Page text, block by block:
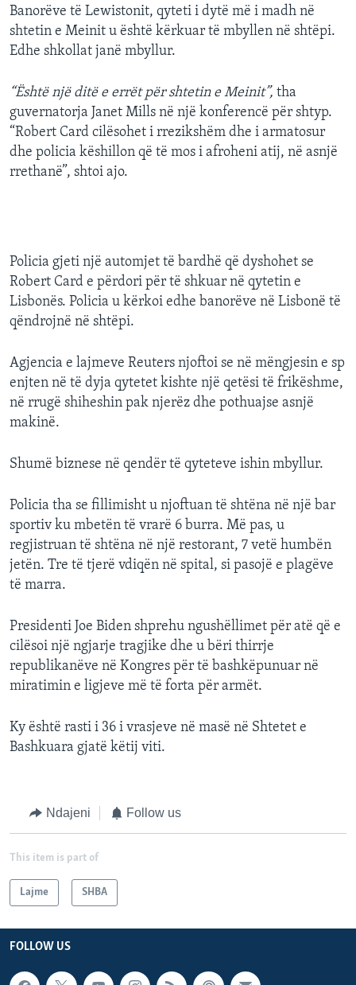
Banorëve të Lewistonit, qyteti i dytë më i madh në
shtetin e Meinit u është kërkuar të mbyllen në shtëpi.
Edhe shkollat janë mbyllur.
“Është një ditë e errët për shtetin e Meinit”, tha
guvernatorja Janet Mills në një konferencë për shtyp.
“Robert Card cilësohet i rrezikshëm dhe i armatosur
dhe policia këshillon që të mos i afroheni atij, në asnjë
rrethanë”, shtoi ajo.
Policia gjeti një automjet të bardhë që dyshohet se
Robert Card e përdori për të shkuar në qytetin e
Lisbonës. Policia u kërkoi edhe banorëve në Lisbonë të
qëndrojnë në shtëpi.
Agjencia e lajmeve Reuters njoftoi se në mëngjesin e sp
enjten në të dyja qytetet kishte një qetësi të frikëshme,
në rrugë shiheshin pak njerëz dhe pothuajse asnjë
makinë.
Shumë biznese në qendër të qyteteve ishin mbyllur.
Policia tha se fillimisht u njoftuan të shtëna në një bar
sportiv ku mbetën të vrarë 6 burra. Më pas, u
regjistruan të shtëna në një restorant, 7 vetë humbën
jetën. Tre të tjerë vdiqën në spital, si pasojë e plagëve
të marra.
Presidenti Joe Biden shprehu ngushëllimet për atë që e
cilësoi një ngjarje tragjike dhe u bëri thirrje
republikanëve në Kongres për të bashkëpunuar në
miratimin e ligjeve më të forta për armët.
Ky është rasti i 36 i vrasjeve në masë në Shtetet e
Bashkuara gjatë këtij viti.
Ndajeni Follow us
This item is part of
Lajme SHBA
FOLLOW US